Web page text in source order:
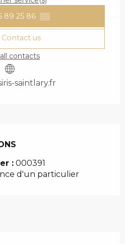
89 25 86 ▒▒
Contact us
contacts
saintlary.fr
: 000391
d'un particulier